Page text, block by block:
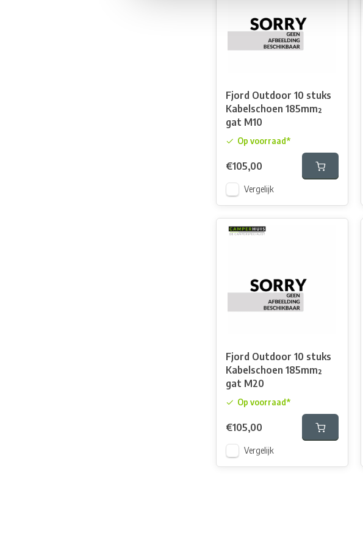
Fjord Outdoor 10 stuks
Kabelschoen 185mm²
gat M10
Op voorraad*
€105,00
Vergelijk
Fjord Outdoor 10 stuks
Kabelschoen 185mm²
gat M20
Op voorraad*
€105,00
Vergelijk